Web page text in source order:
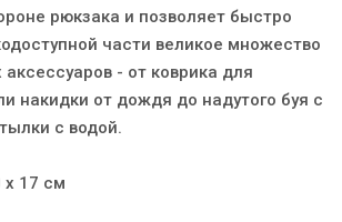
рюкзака и позволяет быстро
части великое множество
- от коврика для
накидки от дождя до надутого буя с
с водой.
х 17 см